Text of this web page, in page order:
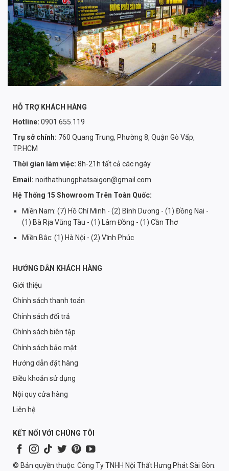
HỖ TRỢ KHÁCH HÀNG
Hotline: 0901.655.119
Trụ sở chính: 760 Quang Trung, Phường 8, Quận Gò Vấp,
TP.HCM
Thời gian làm việc: 8h-21h tất cả các ngày
Email: noithathungphatsaigon@gmail.com
Hệ Thống 15 Showroom Trên Toàn Quốc:
Miền Nam: (7) Hồ Chí Minh - (2) Bình Dương - (1) Đồng Nai -
(1) Bà Rịa Vũng Tàu - (1) Lâm Đồng - (1) Cần Thơ
Miền Bắc: (1) Hà Nội - (2) Vĩnh Phúc
HƯỚNG DẪN KHÁCH HÀNG
Giới thiệu
Chính sách thanh toán
Chính sách đổi trả
Chính sách biên tập
Chính sách bảo mật
Hướng dẫn đặt hàng
Điều khoản sử dụng
Nội quy cửa hàng
Liên hệ
KẾT NỐI VỚI CHÚNG TÔI
© Bản quyền thuộc: Công Ty TNHH Nội Thất Hưng Phát Sài Gòn.